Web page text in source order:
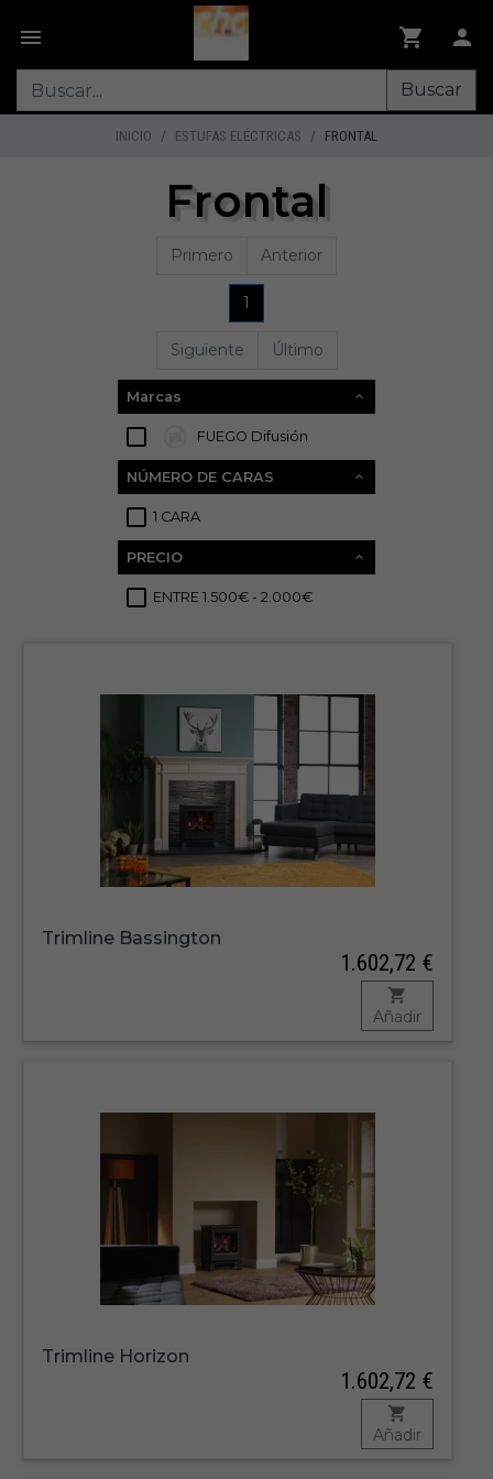
Buscar
INICIO ESTUFAS ELÉCTRICAS FRONTAL
Frontal
Primero Anterior
1
Siguiente Último
Marcas
FUEGO Difusión
NÚMERO DE CARAS
1 CARA
PRECIO
ENTRE 1.500€ - 2.000€
Trimline Bassington
1.602,72 €
Añadir
Trimline Horizon
1.602,72 €
Añadir